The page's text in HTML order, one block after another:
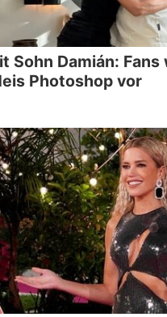
Sohn Damián:
Photoshop vor